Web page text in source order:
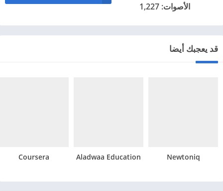
الأصوات: 1,227
قد يعجبك أيضا
Newtoniq
Aladwaa Education
Coursera